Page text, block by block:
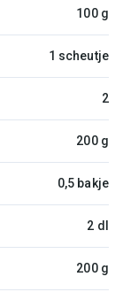
100 g
1 scheutje
2
200 g
0,5 bakje
2 dl
200 g